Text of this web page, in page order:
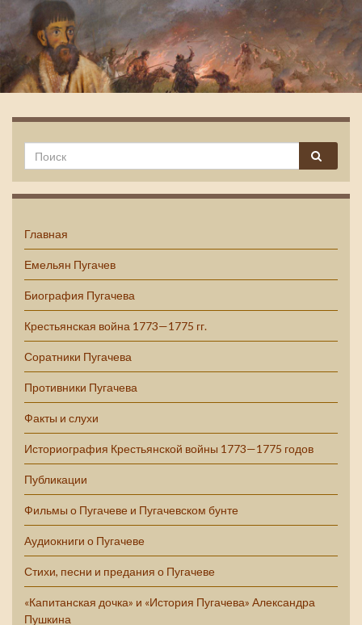
Емельян Пугачев
Главная
Емельян Пугачев
Биография Пугачева
Крестьянская война 1773—1775 гг.
Соратники Пугачева
Противники Пугачева
Факты и слухи
Историография Крестьянской войны 1773—1775 годов
Публикации
Фильмы о Пугачеве и Пугачевском бунте
Аудиокниги о Пугачеве
Стихи, песни и предания о Пугачеве
«Капитанская дочка» и «История Пугачева» Александра
Пушкина